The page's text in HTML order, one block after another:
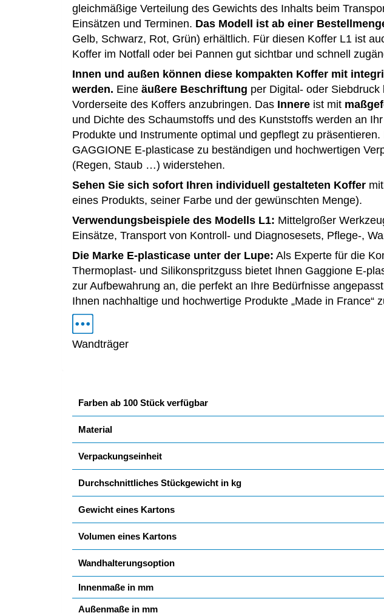
gleichmäßige Verteilung des Gewichts des Inhalts beim
Einsätzen und Terminen. Das Modell ist ab einer
Gelb, Schwarz, Rot, Grün) erhältlich. Für diesen Koffer L1 ist
Koffer im Notfall oder bei Pannen gut sichtbar und schnell
Innen und außen können diese kompakten Koffer mit
werden. Eine äußere Beschriftung per Digital- oder
Vorderseite des Koffers anzubringen. Das Innere ist mit
und Dichte des Schaumstoffs und des Kunststoffs werden an
Produkte und Instrumente optimal und gepflegt zu
GAGGIONE E-plasticase zu beständigen und hochwertigen
(Regen, Staub …) widerstehen.
Sehen Sie sich sofort Ihren individuell gestalteten Koffer
eines Produkts, seiner Farbe und der gewünschten Menge).
Verwendungsbeispiele des Modells L1: Mittelgroßer
Einsätze, Transport von Kontroll- und Diagnosesets, Pflege-,
Die Marke E-plasticase unter der Lupe: Als Experte für die
Thermoplast- und Silikonspritzguss bietet Ihnen Gaggione E-
zur Aufbewahrung an, die perfekt an Ihre Bedürfnisse
Ihnen nachhaltige und hochwertige Produkte „Made in France“
Wandträger
Farben ab 100 Stück verfügbar
Material
Verpackungseinheit
Durchschnittliches Stückgewicht in kg
Gewicht eines Kartons
Volumen eines Kartons
Wandhalterungsoption
Innenmaße in mm
Außenmaße in mm